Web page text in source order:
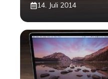
14. Juli 2014